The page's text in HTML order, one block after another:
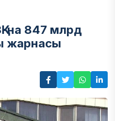
на 847 млрд
жарнасы